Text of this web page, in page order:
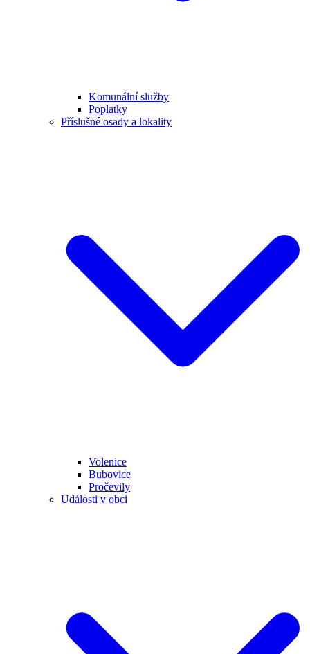
Komunální služby
Poplatky
Příslušné osady a lokality
Volenice
Bubovice
Pročevily
Události v obci